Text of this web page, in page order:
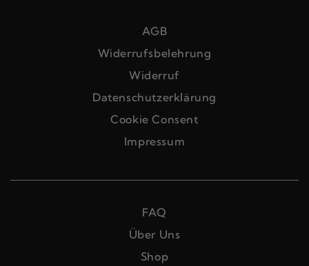
FAQ
Über Uns
Shop
AGB
Widerrufsbelehrung
Widerruf
Datenschutzerklärung
Cookie Consent
Impressum